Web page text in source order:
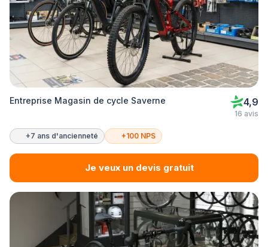
Entreprise Magasin de cycle Saverne 4,9
16 avis
+7 ans d'ancienneté +100 NPS
Je veux un devis gratuit